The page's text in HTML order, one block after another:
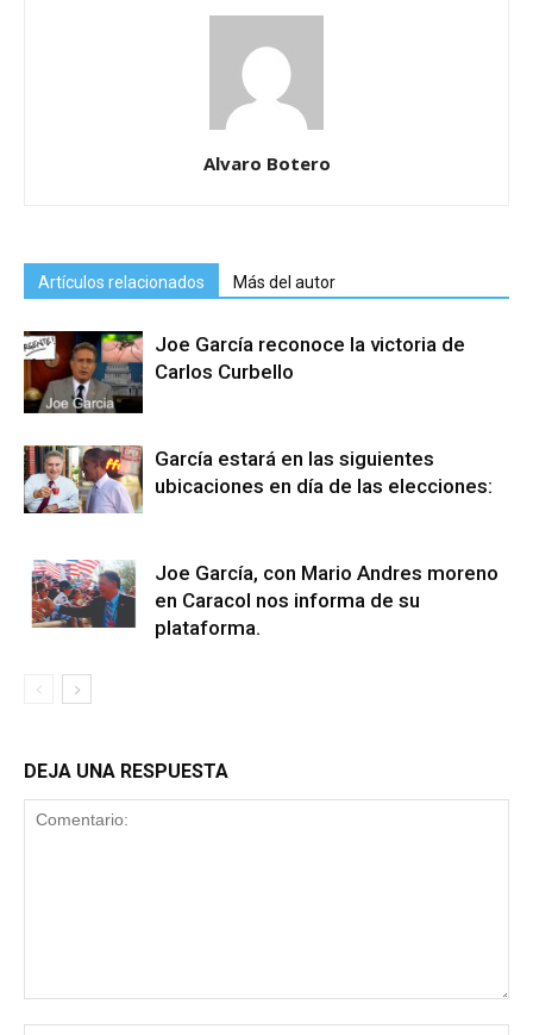
Alvaro Botero
Artículos relacionados Más del autor
Joe García reconoce la victoria de
Carlos Curbello
García estará en las siguientes
ubicaciones en día de las elecciones:
Joe García, con Mario Andres moreno
en Caracol nos informa de su
plataforma.
DEJA UNA RESPUESTA